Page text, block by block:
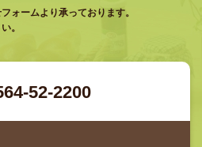
ォームより承っております。
。
52-2200